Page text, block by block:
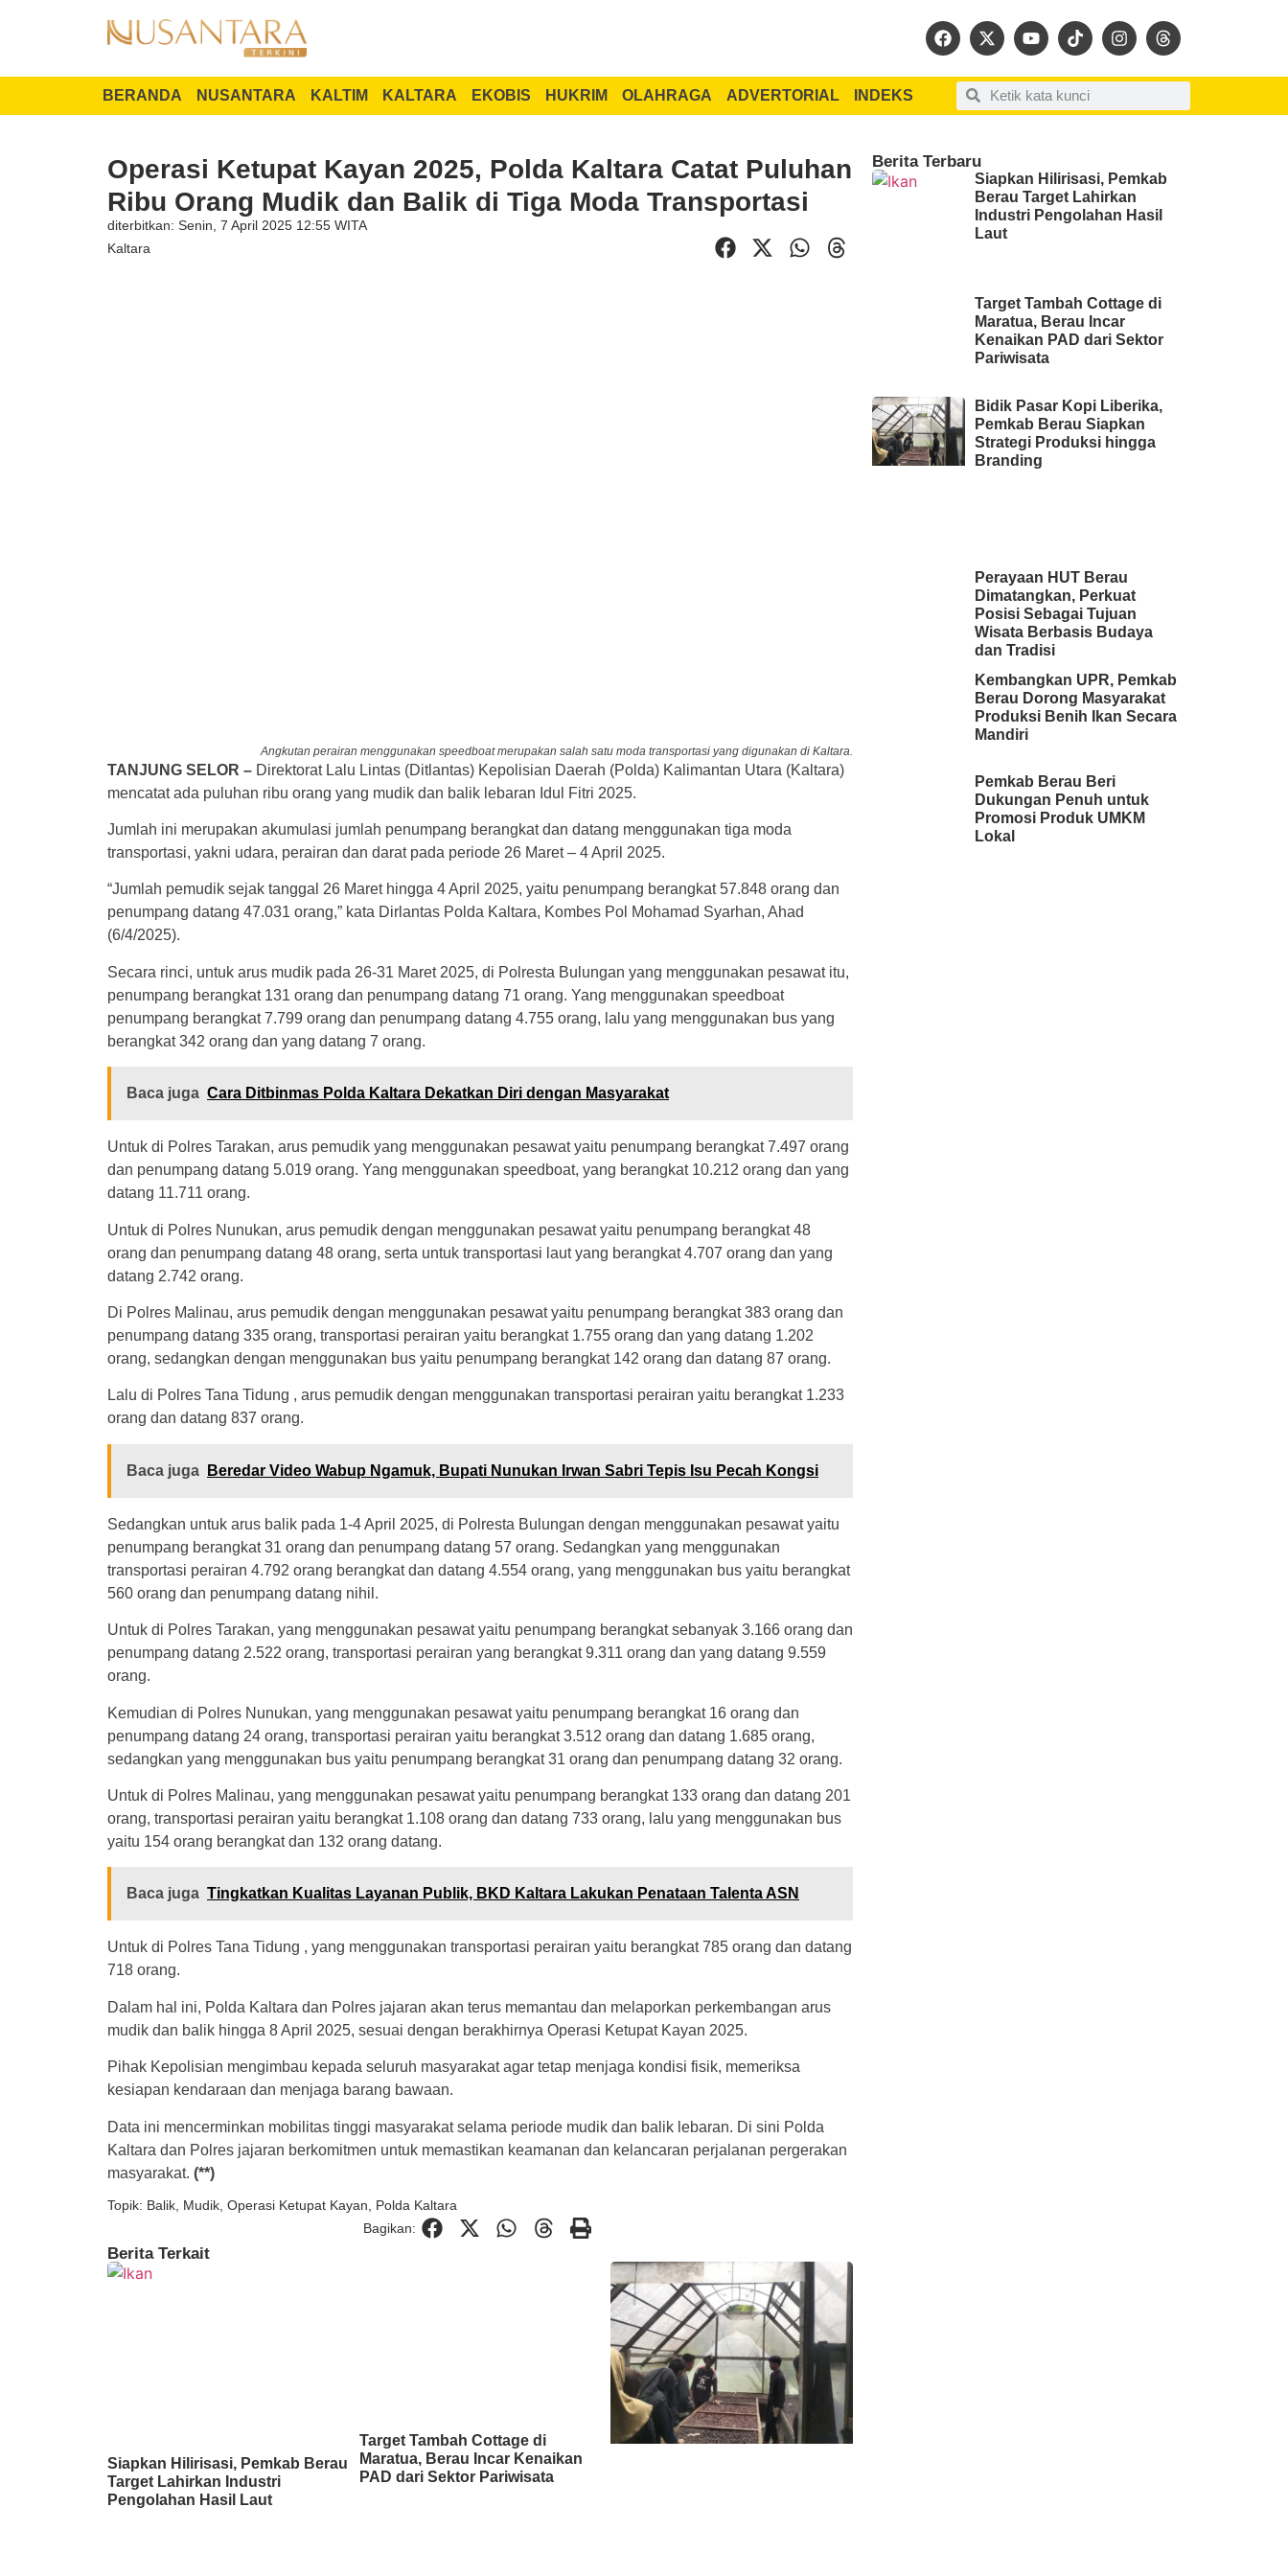
BERANDA NUSANTARA KALTIM KALTARA EKOBIS HUKRIM OLAHRAGA ADVERTORIAL INDEKS
Operasi Ketupat Kayan 2025, Polda Kaltara Catat Puluhan
Ribu Orang Mudik dan Balik di Tiga Moda Transportasi
diterbitkan: Senin, 7 April 2025 12:55 WITA
Kaltara
Angkutan perairan menggunakan speedboat merupakan salah satu moda transportasi yang digunakan di Kaltara.
TANJUNG SELOR – Direktorat Lalu Lintas (Ditlantas) Kepolisian Daerah (Polda) Kalimantan Utara (Kaltara)
mencatat ada puluhan ribu orang yang mudik dan balik lebaran Idul Fitri 2025.
Jumlah ini merupakan akumulasi jumlah penumpang berangkat dan datang menggunakan tiga moda
transportasi, yakni udara, perairan dan darat pada periode 26 Maret – 4 April 2025.
“Jumlah pemudik sejak tanggal 26 Maret hingga 4 April 2025, yaitu penumpang berangkat 57.848 orang dan
penumpang datang 47.031 orang,” kata Dirlantas Polda Kaltara, Kombes Pol Mohamad Syarhan, Ahad
(6/4/2025).
Secara rinci, untuk arus mudik pada 26-31 Maret 2025, di Polresta Bulungan yang menggunakan pesawat itu,
penumpang berangkat 131 orang dan penumpang datang 71 orang. Yang menggunakan speedboat
penumpang berangkat 7.799 orang dan penumpang datang 4.755 orang, lalu yang menggunakan bus yang
berangkat 342 orang dan yang datang 7 orang.
Baca juga Cara Ditbinmas Polda Kaltara Dekatkan Diri dengan Masyarakat
Untuk di Polres Tarakan, arus pemudik yang menggunakan pesawat yaitu penumpang berangkat 7.497 orang
dan penumpang datang 5.019 orang. Yang menggunakan speedboat, yang berangkat 10.212 orang dan yang
datang 11.711 orang.
Untuk di Polres Nunukan, arus pemudik dengan menggunakan pesawat yaitu penumpang berangkat 48
orang dan penumpang datang 48 orang, serta untuk transportasi laut yang berangkat 4.707 orang dan yang
datang 2.742 orang.
Di Polres Malinau, arus pemudik dengan menggunakan pesawat yaitu penumpang berangkat 383 orang dan
penumpang datang 335 orang, transportasi perairan yaitu berangkat 1.755 orang dan yang datang 1.202
orang, sedangkan dengan menggunakan bus yaitu penumpang berangkat 142 orang dan datang 87 orang.
Lalu di Polres Tana Tidung , arus pemudik dengan menggunakan transportasi perairan yaitu berangkat 1.233
orang dan datang 837 orang.
Baca juga Beredar Video Wabup Ngamuk, Bupati Nunukan Irwan Sabri Tepis Isu Pecah Kongsi
Sedangkan untuk arus balik pada 1-4 April 2025, di Polresta Bulungan dengan menggunakan pesawat yaitu
penumpang berangkat 31 orang dan penumpang datang 57 orang. Sedangkan yang menggunakan
transportasi perairan 4.792 orang berangkat dan datang 4.554 orang, yang menggunakan bus yaitu berangkat
560 orang dan penumpang datang nihil.
Untuk di Polres Tarakan, yang menggunakan pesawat yaitu penumpang berangkat sebanyak 3.166 orang dan
penumpang datang 2.522 orang, transportasi perairan yang berangkat 9.311 orang dan yang datang 9.559
orang.
Kemudian di Polres Nunukan, yang menggunakan pesawat yaitu penumpang berangkat 16 orang dan
penumpang datang 24 orang, transportasi perairan yaitu berangkat 3.512 orang dan datang 1.685 orang,
sedangkan yang menggunakan bus yaitu penumpang berangkat 31 orang dan penumpang datang 32 orang.
Untuk di Polres Malinau, yang menggunakan pesawat yaitu penumpang berangkat 133 orang dan datang 201
orang, transportasi perairan yaitu berangkat 1.108 orang dan datang 733 orang, lalu yang menggunakan bus
yaitu 154 orang berangkat dan 132 orang datang.
Baca juga Tingkatkan Kualitas Layanan Publik, BKD Kaltara Lakukan Penataan Talenta ASN
Untuk di Polres Tana Tidung , yang menggunakan transportasi perairan yaitu berangkat 785 orang dan datang
718 orang.
Dalam hal ini, Polda Kaltara dan Polres jajaran akan terus memantau dan melaporkan perkembangan arus
mudik dan balik hingga 8 April 2025, sesuai dengan berakhirnya Operasi Ketupat Kayan 2025.
Pihak Kepolisian mengimbau kepada seluruh masyarakat agar tetap menjaga kondisi fisik, memeriksa
kesiapan kendaraan dan menjaga barang bawaan.
Data ini mencerminkan mobilitas tinggi masyarakat selama periode mudik dan balik lebaran. Di sini Polda
Kaltara dan Polres jajaran berkomitmen untuk memastikan keamanan dan kelancaran perjalanan pergerakan
masyarakat. (**)
Topik: Balik Mudik Operasi Ketupat Kayan
Polda Kaltara
Bagikan:
Berita Terkait
Siapkan Hilirisasi, Pemkab Berau
Target Lahirkan Industri
Pengolahan Hasil Laut
Target Tambah Cottage di
Maratua, Berau Incar Kenaikan
PAD dari Sektor Pariwisata
Berita Terbaru
Siapkan Hilirisasi, Pemkab
Berau Target Lahirkan
Industri Pengolahan Hasil
Laut
Target Tambah Cottage di
Maratua, Berau Incar
Kenaikan PAD dari Sektor
Pariwisata
Bidik Pasar Kopi Liberika,
Pemkab Berau Siapkan
Strategi Produksi hingga
Branding
Perayaan HUT Berau
Dimatangkan, Perkuat
Posisi Sebagai Tujuan
Wisata Berbasis Budaya
dan Tradisi
Kembangkan UPR, Pemkab
Berau Dorong Masyarakat
Produksi Benih Ikan Secara
Mandiri
Pemkab Berau Beri
Dukungan Penuh untuk
Promosi Produk UMKM
Lokal